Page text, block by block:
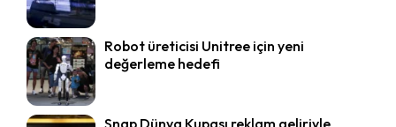
Robot üreticisi Unitree için yeni
değerleme hedefi
Snap Dünya Kupası reklam geliriyle